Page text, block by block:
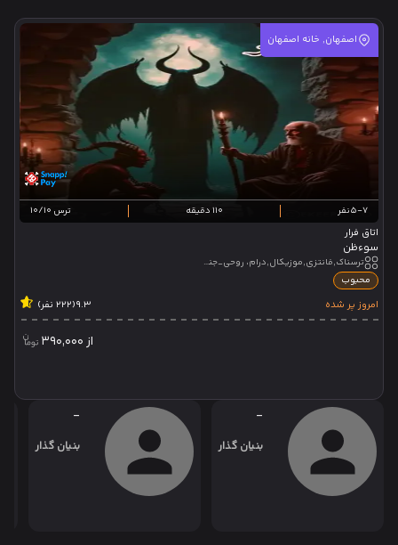
اصفهان, خانه اصفهان
5-7نفر 110 دقیقه ترس 10/10
اتاق فرار
سوءظن
ترسناک,فانتزی,موزیکال,درام، روحی_جنی,جامپ اسکیر,تئاتر تعاملی,تئاتر نمایشی
محبوب
امروز پر شده
9.3(222 نفر)
از390,000
-
بنیان گذار
-
بنیان گذار